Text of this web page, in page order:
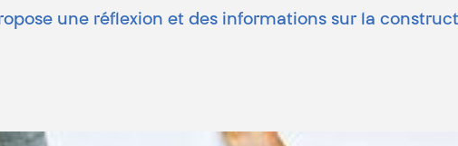
une réflexion et des informations sur la